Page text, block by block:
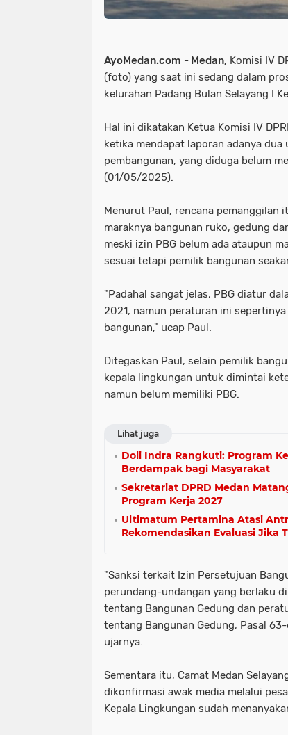
AyoMedan.com - Medan, Komisi IV
(foto) yang saat ini sedang dalam
kelurahan Padang Bulan Selayang I
Hal ini dikatakan Ketua Komisi IV
ketika mendapat laporan adanya
pembangunan, yang diduga belum
(01/05/2025).
Menurut Paul, rencana pemanggilan
maraknya bangunan ruko, gedung
meski izin PBG belum ada ataupun
sesuai tetapi pemilik bangunan
"Padahal sangat jelas, PBG diatur
2021, namun peraturan ini
bangunan," ucap Paul.
Ditegaskan Paul, selain pemilik
kepala lingkungan untuk dimintai
namun belum memiliki PBG.
Lihat juga
Doli Indra Rangkuti: Program
Berdampak bagi Masyarakat
Sekretariat DPRD Medan
Program Kerja 2027
Ultimatum Pertamina Atasi
Rekomendasikan Evaluasi Jika
"Sanksi terkait Izin Persetujuan
perundang-undangan yang berlaku
tentang Bangunan Gedung dan
tentang Bangunan Gedung, Pasal
ujarnya.
Sementara itu, Camat Medan
dikonfirmasi awak media melalui
Kepala Lingkungan sudah